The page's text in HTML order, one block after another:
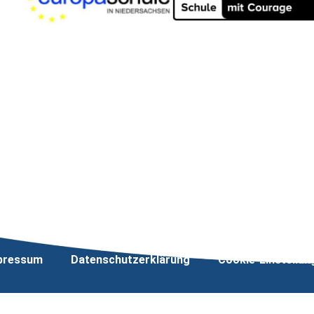
Datenschutzerklärung Cookie-